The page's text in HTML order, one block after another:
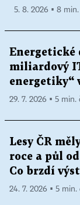
5. 8. 2026 ▪ 8
Energetické
miliardový
energetiky“
29. 7. 2026 ▪ 5 min.
Lesy ČR
roce a půl
Co brzdí
24. 7. 2026 ▪ 5 min.